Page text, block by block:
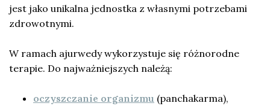
jest jako unikalna jednostka z własnymi potrzebami
zdrowotnymi.
W ramach ajurwedy wykorzystuje się różnorodne
terapie. Do najważniejszych należą:
oczyszczanie organizmu (panchakarma),